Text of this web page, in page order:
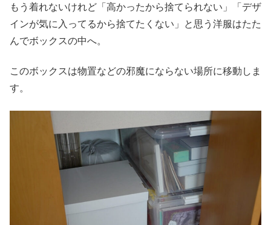
もう着れないけれど「高かったから捨てられない」「デザ
インが気に入ってるから捨てたくない」と思う洋服はたた
んでボックスの中へ。
このボックスは物置などの邪魔にならない場所に移動しま
す。